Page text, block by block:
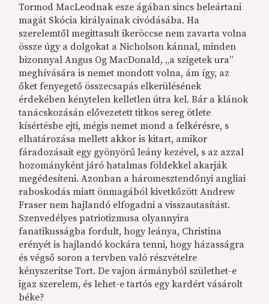
Tormod MacLeodnak esze ágában sincs beleártani
magát Skócia királyainak civódásába. Ha
szerelemtől megittasult ikeröccse nem zavarta volna
össze úgy a dolgokat a Nicholson kánnal, minden
bizonnyal Angus Og MacDonald, „a szigetek ura”
meghívására is nemet mondott volna, ám így, az
őket fenyegető összecsapás elkerülésének
érdekében kénytelen kelletlen útra kel. Bár a klánok
tanácskozásán elővezetett titkos sereg ötlete
kísértésbe ejti, mégis nemet mond a felkérésre, s
elhatározása mellett akkor is kitart, amikor
fáradozásait egy gyönyörű leány kezével, s az azzal
hozományként járó hatalmas földekkel akarják
megédesíteni. Azonban a háromesztendőnyi angliai
raboskodás miatt önmagából kivetkőzött Andrew
Fraser nem hajlandó elfogadni a visszautasítást.
Szenvedélyes patriotizmusa olyannyira
fanatikusságba fordult, hogy leánya, Christina
erényét is hajlandó kockára tenni, hogy házasságra
és végső soron a tervben való részvételre
kényszerítse Tort. De vajon ármányból születhet-e
igaz szerelem, és lehet-e tartós egy kardért vásárolt
béke?